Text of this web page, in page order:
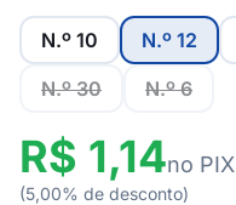
N.º 10 N.º 12
N.º 30
N.º 6
R$ 1,14no PIX
(5,00% de desconto)